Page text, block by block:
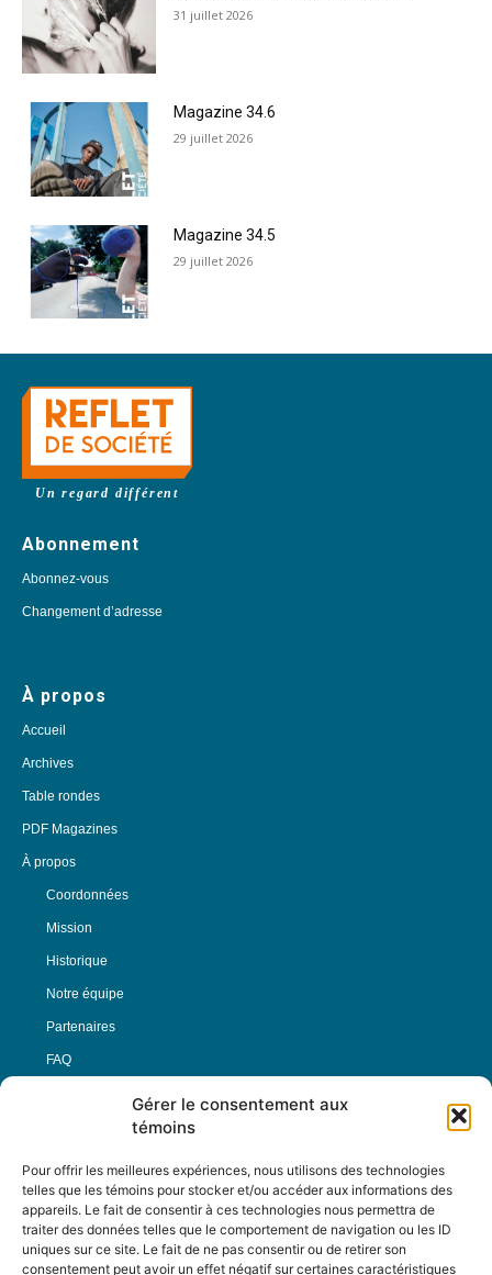
Gérer le consentement aux
témoins
Pour offrir les meilleures expériences, nous utilisons des technologies
telles que les témoins pour stocker et/ou accéder aux informations des
appareils. Le fait de consentir à ces technologies nous permettra de
traiter des données telles que le comportement de navigation ou les ID
uniques sur ce site. Le fait de ne pas consentir ou de retirer son
consentement peut avoir un effet négatif sur certaines caractéristiques
31 juillet 2026
Magazine 34.6
29 juillet 2026
Magazine 34.5
29 juillet 2026
Un regard différent
Abonnement
Abonnez-vous
Changement d’adresse
À propos
Accueil
Archives
Table rondes
PDF Magazines
À propos
Coordonnées
Mission
Historique
Notre équipe
Partenaires
FAQ
Nous Suivre